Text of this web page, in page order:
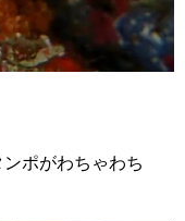
ポがわちゃわち